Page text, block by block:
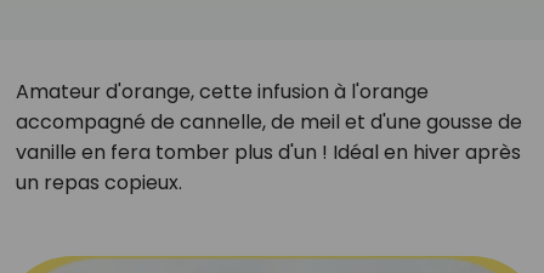
Amateur d'orange, cette infusion à l'orange
accompagné de cannelle, de meil et d'une gousse de
vanille en fera tomber plus d'un ! Idéal en hiver après
un repas copieux.